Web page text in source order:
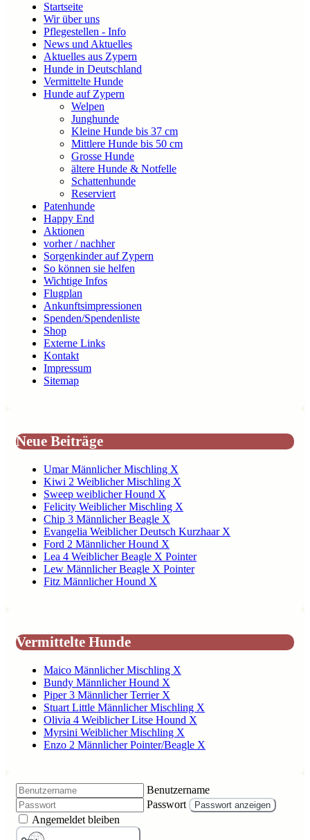
Startseite
Wir über uns
Pflegestellen - Info
News und Aktuelles
Aktuelles aus Zypern
Hunde in Deutschland
Vermittelte Hunde
Hunde auf Zypern
Welpen
Junghunde
Kleine Hunde bis 37 cm
Mittlere Hunde bis 50 cm
Grosse Hunde
ältere Hunde & Notfelle
Schattenhunde
Reserviert
Patenhunde
Happy End
Aktionen
vorher / nachher
Sorgenkinder auf Zypern
So können sie helfen
Wichtige Infos
Flugplan
Ankunftsimpressionen
Spenden/Spendenliste
Shop
Externe Links
Kontakt
Impressum
Sitemap
Neue Beiträge
Umar Männlicher Mischling X
Kiwi 2 Weiblicher Mischling X
Sweep weiblicher Hound X
Felicity Weiblicher Mischling X
Chip 3 Männlicher Beagle X
Evangelia Weiblicher Deutsch Kurzhaar X
Ford 2 Männlicher Hound X
Lea 4 Weiblicher Beagle X Pointer
Lew Männlicher Beagle X Pointer
Fitz Männlicher Hound X
Vermittelte Hunde
Maico Männlicher Mischling X
Bundy Männlicher Hound X
Piper 3 Männlicher Terrier X
Stuart Little Männlicher Mischling X
Olivia 4 Weiblicher Litse Hound X
Myrsini Weiblicher Mischling X
Enzo 2 Männlicher Pointer/Beagle X
Benutzername
Passwort
Passwort anzeigen
Angemeldet bleiben